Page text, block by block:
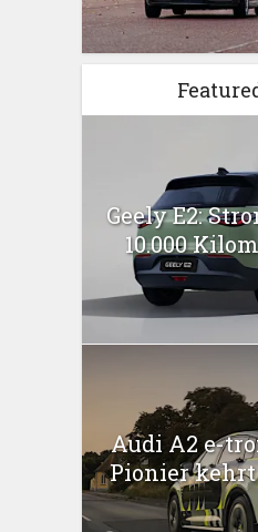
Geely E2:
10.000
Audi A2 e-
Pionier